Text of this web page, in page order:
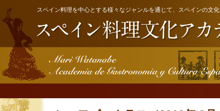
スペイン料理を中心とする様々なジャンルを通じて、スペインの文